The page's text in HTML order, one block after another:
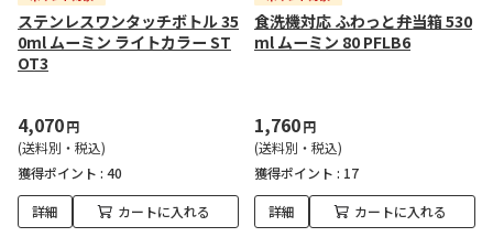
ステンレスワンタッチボトル 35
0ml ムーミン ライトカラー ST
OT3
4,070円
(送料別・税込)
獲得ポイント : 40
詳細 カートに入れる
食洗機対応 ふわっと弁当箱 530
ml ムーミン 80 PFLB6
1,760円
(送料別・税込)
獲得ポイント : 17
詳細 カートに入れる